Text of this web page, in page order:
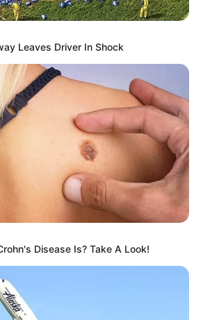
dengan dress bernuansa biru
Leaves Driver In Shock
Disease Is? Take A Look!